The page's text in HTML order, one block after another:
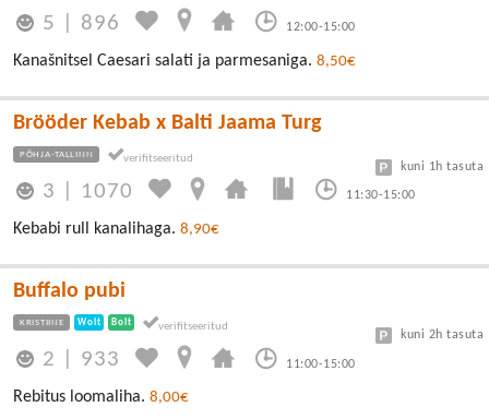
5 896 12:00-15:00
Kanašnitsel Caesari salati ja parmesaniga. 8,50€
Brööder Kebab x Balti Jaama Turg
PÕHJA-TALLINN
3 1070 11:30-15:00
kuni 1h tasuta
Kebabi rull kanalihaga. 8,90€
Buffalo pubi
KRISTIINE Wolt Bolt
2 933 11:00-15:00
kuni 2h tasuta
Rebitus loomaliha. 8,00€